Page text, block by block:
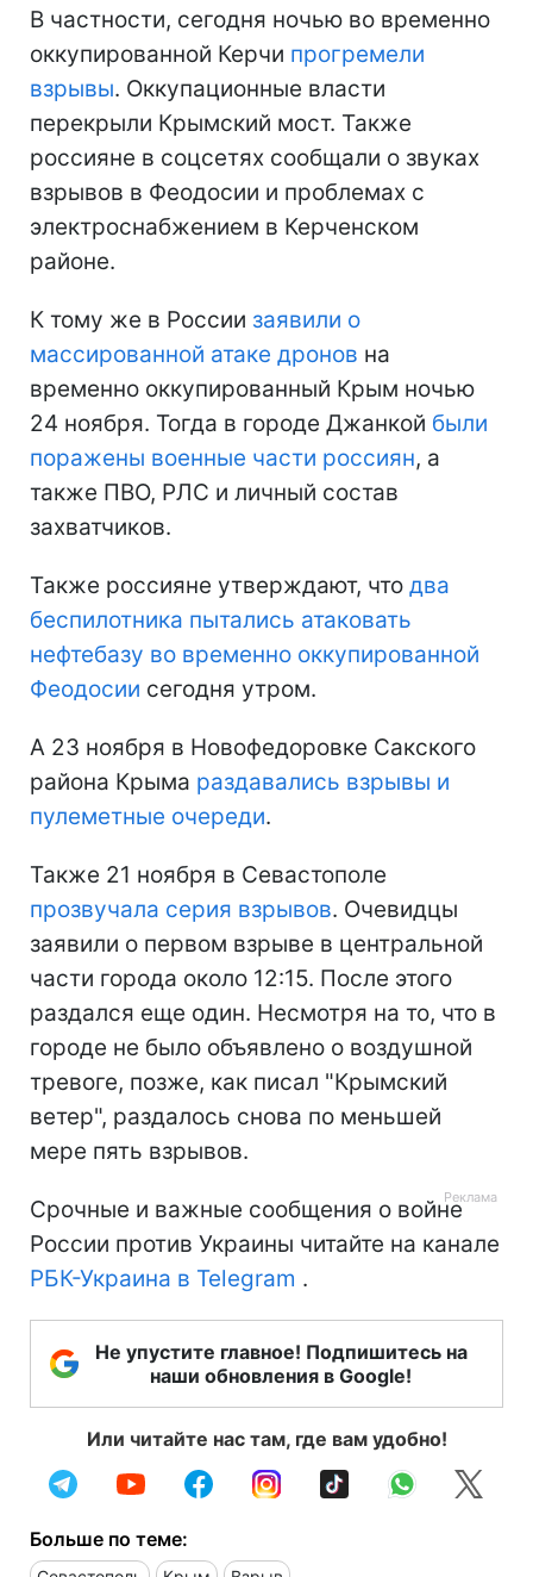
В частности, сегодня ночью во временно
оккупированной Керчи прогремели
взрывы. Оккупационные власти
перекрыли Крымский мост. Также
россияне в соцсетях сообщали о звуках
взрывов в Феодосии и проблемах с
электроснабжением в Керченском
районе.
К тому же в России заявили о
массированной атаке дронов на
временно оккупированный Крым ночью
24 ноября. Тогда в городе Джанкой были
поражены военные части россиян, а
также ПВО, РЛС и личный состав
захватчиков.
Также россияне утверждают, что два
беспилотника пытались атаковать
нефтебазу во временно оккупированной
Феодосии сегодня утром.
А 23 ноября в Новофедоровке Сакского
района Крыма раздавались взрывы и
пулеметные очереди.
Также 21 ноября в Севастополе
прозвучала серия взрывов. Очевидцы
заявили о первом взрыве в центральной
части города около 12:15. После этого
раздался еще один. Несмотря на то, что в
городе не было объявлено о воздушной
тревоге, позже, как писал "Крымский
ветер", раздалось снова по меньшей
мере пять взрывов.
Срочные и важные сообщения о войне
России против Украины читайте на канале
РБК-Украина в Telegram .
Не упустите главное! Подпишитесь на
наши обновления в Google!
Или читайте нас там, где вам удобно!
Больше по теме: